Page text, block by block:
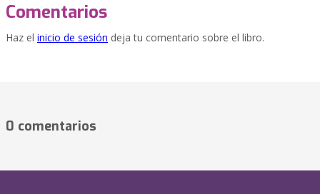
Comentarios
Haz el inicio de sesión deja tu comentario sobre el libro.
0 comentarios